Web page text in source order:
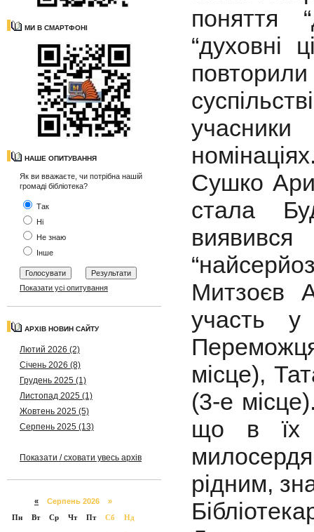
МИ В СМАРТФОНІ
НАШЕ ОПИТУВАННЯ
Як ви вважаєте, чи потрібна нашій
громаді бібліотека?
Так
Ні
Не знаю
Інше
Показати усі опитування
АРХІВ НОВИН САЙТУ
Лютий 2026 (2)
Січень 2026 (8)
Грудень 2025 (1)
Листопад 2025 (1)
Жовтень 2025 (5)
Серпень 2025 (13)
Показати / сховати увесь архів
« Серпень 2026 »
Пн
Вт Ср Чт Пт Сб Нд
поняття
“духовні
учасники
Сушко
стала
Митзоєв
участь у
місце),
(3-е
що в їх
рідним,